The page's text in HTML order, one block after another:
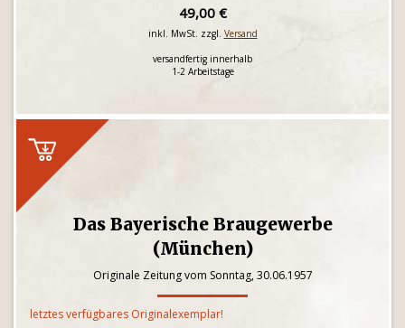
49,00 €
inkl. MwSt. zzgl. Versand
versandfertig innerhalb
1-2 Arbeitstage
Das Bayerische Braugewerbe
(München)
Originale Zeitung vom Sonntag, 30.06.1957
letztes verfügbares Originalexemplar!